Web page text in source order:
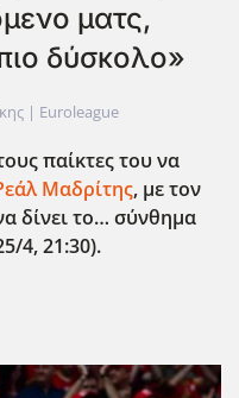
ματς,
δύσκολο»
| Euroleague
παίκτες του να
Μαδρίτης, με τον
δίνει το… σύνθημα
4, 21:30).